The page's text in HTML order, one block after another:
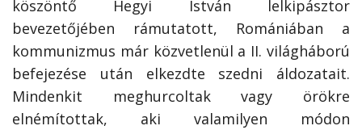
köszöntő Hegyi István lelkipásztor
bevezetőjében rámutatott, Romániában a
kommunizmus már közvetlenül a II. világháború
befejezése után elkezdte szedni áldozatait.
Mindenkit meghurcoltak vagy örökre
elnémítottak, aki valamilyen módon